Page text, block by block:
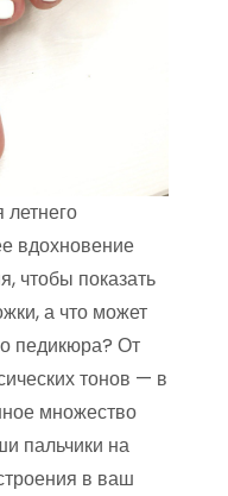
вдохновение
чтобы показать
а что может
педикюра? От
тонов — в
множество
пальчики на
в ваш